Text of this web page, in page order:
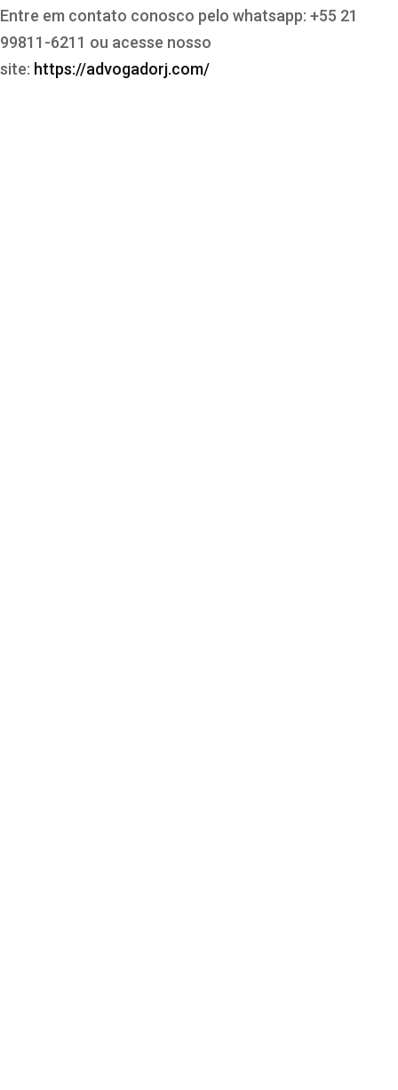
Entre em contato conosco pelo whatsapp: +55 21
99811-6211 ou acesse nosso
site: https://advogadorj.com/